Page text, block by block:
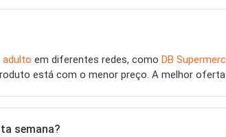
adulto em diferentes redes, como DB
está com o menor preço. A melhor
semana?